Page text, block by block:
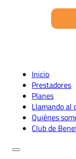
Inicio
Prestadores
Planes
Llamando al
Quiénes
Club de